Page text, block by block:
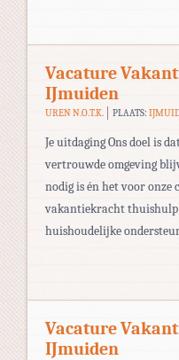
Vacature
IJmuiden
UREN N.O.T.K. PLAATS:
Je uitdaging Ons doel is
vertrouwde omgeving
nodig is én het voor onze
vakantiekracht thuishulp
huishoudelijke
Vacature
IJmuiden